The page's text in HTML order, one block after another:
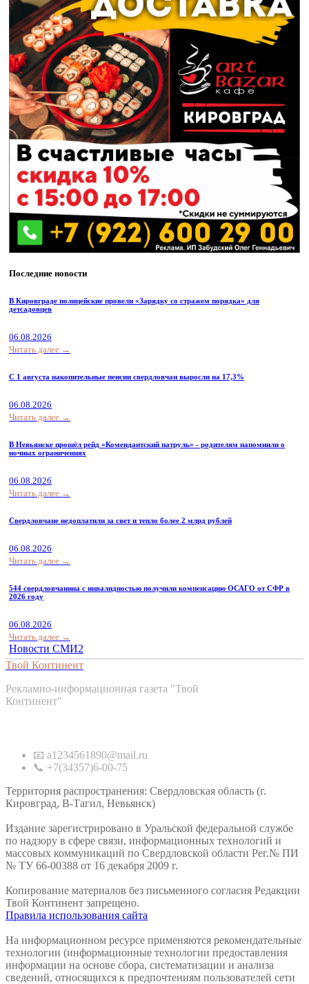
Последние новости
В Кировграде полицейские провели «Зарядку со стражем порядка» для
детсадовцев
06.08.2026
Читать далее →
С 1 августа накопительные пенсии свердловчан выросли на 17,3%
06.08.2026
Читать далее →
В Невьянске прошёл рейд «Комендантский патруль» - родителям напомнили о
ночных ограничениях
06.08.2026
Читать далее →
Свердловчане недоплатили за свет и тепло более 2 млрд рублей
06.08.2026
Читать далее →
544 свердловчанина с инвалидностью получили компенсацию ОСАГО от СФР в
2026 году
06.08.2026
Читать далее →
Новости СМИ2
Твой Континент
Рекламно-информационная газета "Твой
Континент"
📧 a1234561890@mail.ru
📞 +7(34357)6-00-75
Территория распространения: Свердловская область (г.
Кировград, В-Тагил, Невьянск)
Издание зарегистрировано в Уральской федеральной службе
по надзору в сфере связи, информационных технологий и
массовых коммуникаций по Свердловской области Рег.№ ПИ
№ ТУ 66-00388 от 16 декабря 2009 г.
Копирование материалов без письменного согласия Редакции
Твой Континент запрещено.
Правила использования сайта
На информационном ресурсе применяются рекомендательные
технологии (информационные технологии предоставления
информации на основе сбора, систематизации и анализа
сведений, относящихся к предпочтениям пользователей сети